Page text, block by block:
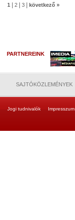
1 2 3 következő »
PARTNEREINK
SAJTÓKÖZLEMÉNYEK
Jogi tudnivalók Impresszum